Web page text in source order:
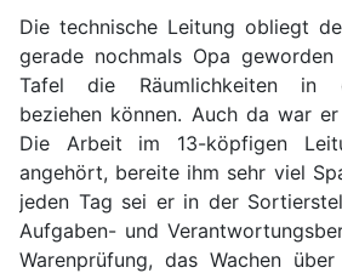
Die technische Leitung obliegt
gerade nochmals Opa
Tafel die Räumlichkeiten in
beziehen können. Auch da war
Die Arbeit im 13-köpfigen
angehört, bereite ihm sehr viel
jeden Tag sei er in der
Aufgaben- und
Warenprüfung, das Wachen